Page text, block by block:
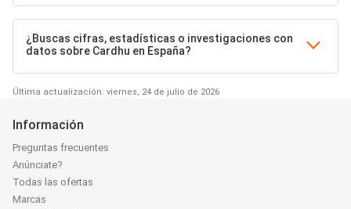
¿Buscas cifras, estadísticas o investigaciones con
datos sobre Cardhu en España?
Última actualización: viernes, 24 de julio de 2026
Información
Preguntas frecuentes
Anúnciate?
Todas las ofertas
Marcas